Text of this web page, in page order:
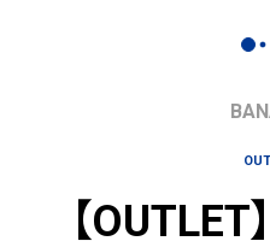
【